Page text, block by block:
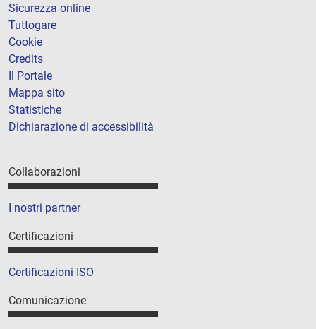
Sicurezza online
Tuttogare
Cookie
Credits
Il Portale
Mappa sito
Statistiche
Dichiarazione di accessibilità
Collaborazioni
I nostri partner
Certificazioni
Certificazioni ISO
Comunicazione